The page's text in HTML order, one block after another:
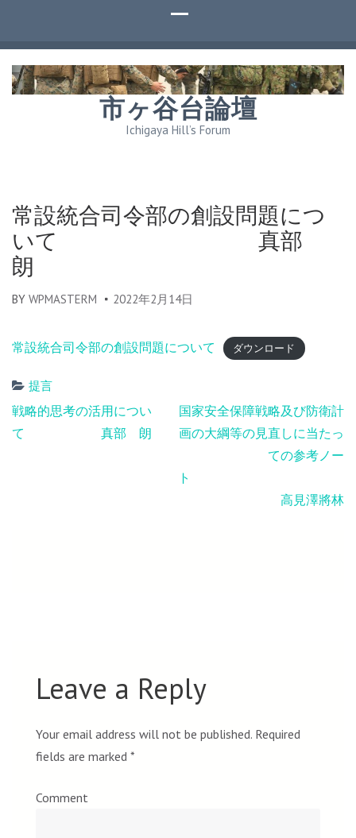
市ヶ谷台論壇
Ichigaya Hill’s Forum
常設統合司令部の創設問題につ
いて 真部
朗
BY WPMASTERM 2022年2月14日
常設統合司令部の創設問題について ダウンロード
提言
Post
navigation
戦略的思考の活用につい
て 真部 朗
国家安全保障戦略及び防衛計
画の大綱等の見直しに当たっ
ての参考ノー
高見澤將林
Leave a Reply
Your email address will not be published. Required
fields are marked *
Comment